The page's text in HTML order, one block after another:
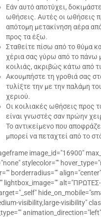
Εάν αυτό αποτύχει,
ωθήσεις. Αυτές οι ωθήσεις
απότομη μετακίνηση αέρα
προς τα έξω.
Σταθείτε πίσω από το θύμα
χέρια σας γύρω από το πάνω
κοιλιάς, ακριβώς κάτω από
Ακουμπήστε τη γροθιά σας
τυλίξτε την με την παλάμη
χεριού.
Οι κοιλιακές ωθήσεις προς
είναι γνωστές σαν πρώην
Το αντικείμενο που
μπορεί να πεταχτεί από το
image_id="16900"
stylecolor=""
borderradius=""
lightbox_image=""
visibility,large-visibility"
animation_direction="left"